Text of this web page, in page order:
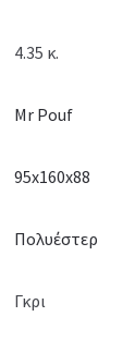
4.35 κ.
Mr Pouf
95x160x88
Πολυέστερ
Γκρι